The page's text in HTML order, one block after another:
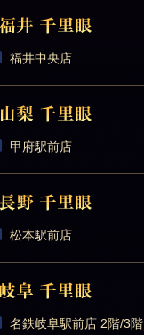
福井中央店
甲府駅前店
松本駅前店
名鉄岐阜駅前店 2階/3階